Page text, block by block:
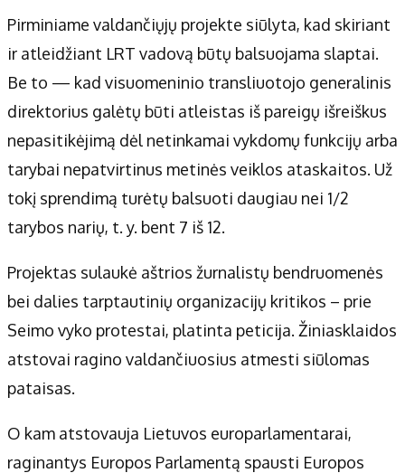
Pirminiame valdančiųjų projekte siūlyta, kad skiriant
ir atleidžiant LRT vadovą būtų balsuojama slaptai.
Be to — kad visuomeninio transliuotojo generalinis
direktorius galėtų būti atleistas iš pareigų išreiškus
nepasitikėjimą dėl netinkamai vykdomų funkcijų arba
tarybai nepatvirtinus metinės veiklos ataskaitos. Už
tokį sprendimą turėtų balsuoti daugiau nei 1/2
tarybos narių, t. y. bent 7 iš 12.
Projektas sulaukė aštrios žurnalistų bendruomenės
bei dalies tarptautinių organizacijų kritikos – prie
Seimo vyko protestai, platinta peticija. Žiniasklaidos
atstovai ragino valdančiuosius atmesti siūlomas
pataisas.
O kam atstovauja Lietuvos europarlamentarai,
raginantys Europos Parlamentą spausti Europos